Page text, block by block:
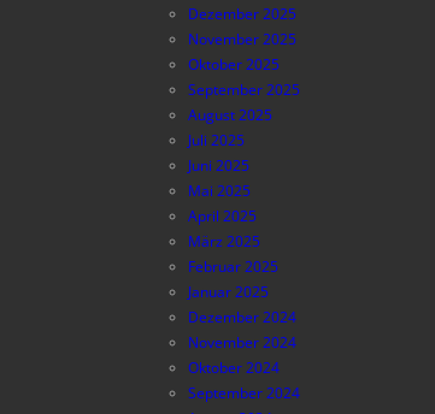
Dezember 2025
November 2025
Oktober 2025
September 2025
August 2025
Juli 2025
Juni 2025
Mai 2025
April 2025
März 2025
Februar 2025
Januar 2025
Dezember 2024
November 2024
Oktober 2024
September 2024